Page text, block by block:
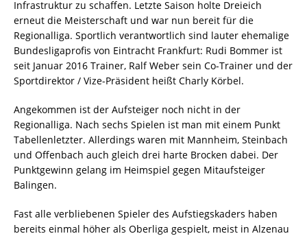
Infrastruktur zu schaffen. Letzte Saison holte Dreieich
erneut die Meisterschaft und war nun bereit für die
Regionalliga. Sportlich verantwortlich sind lauter ehemalige
Bundesligaprofis von Eintracht Frankfurt: Rudi Bommer ist
seit Januar 2016 Trainer, Ralf Weber sein Co-Trainer und der
Sportdirektor / Vize-Präsident heißt Charly Körbel.
Angekommen ist der Aufsteiger noch nicht in der
Regionalliga. Nach sechs Spielen ist man mit einem Punkt
Tabellenletzter. Allerdings waren mit Mannheim, Steinbach
und Offenbach auch gleich drei harte Brocken dabei. Der
Punktgewinn gelang im Heimspiel gegen Mitaufsteiger
Balingen.
Fast alle verbliebenen Spieler des Aufstiegskaders haben
bereits einmal höher als Oberliga gespielt, meist in Alzenau